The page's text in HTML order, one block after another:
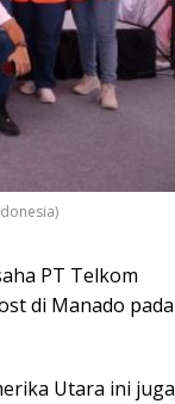
PT Telkom
di Manado pada
Utara ini juga